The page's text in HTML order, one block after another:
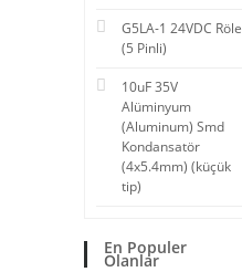
G5LA-1 24VDC Röle
(5 Pinli)
10uF 35V
Alüminyum
(Aluminum) Smd
Kondansatör
(4x5.4mm) (küçük
tip)
En Populer
Olanlar